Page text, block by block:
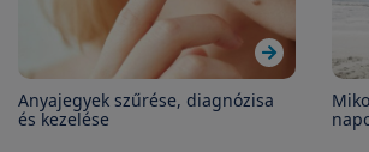
Anyajegyek szűrése, diagnózisa
és kezelése